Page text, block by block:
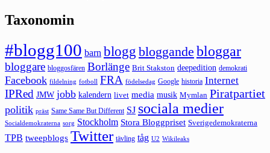
Taxonomin
#blogg100 barn blogg bloggande bloggar
bloggare bloggosfären Borlänge Brit Stakston deepedition demokrati
Facebook fildelning fotboll FRA födelsedag Google historia Internet
IPRed JMW jobb kalendern livet media musik Mymlan Piratpartiet
politik präst Same Same But Different SJ sociala medier
Socialdemokraterna sorg Stockholm Stora Bloggpriset Sverigedemokraterna
TPB tweepblogs Twitter tävling tåg U2 Wikileaks